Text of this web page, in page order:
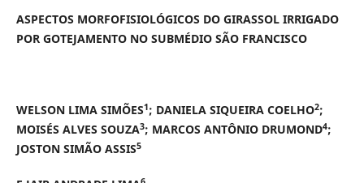
ASPECTOS MORFOFISIOLÓGICOS DO GIRASSOL IRRIGADO
POR GOTEJAMENTO NO SUBMÉDIO SÃO FRANCISCO
WELSON LIMA SIMÕES1; DANIELA SIQUEIRA COELHO2;
MOISÉS ALVES SOUZA3; MARCOS ANTÔNIO DRUMOND4;
JOSTON SIMÃO ASSIS5